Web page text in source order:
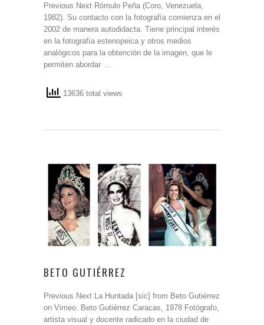
Previous Next Rómulo Peña (Coro, Venezuela,
1982). Su contacto con la fotografía comienza en el
2002 de manera autodidacta. Tiene principal interés
en la fotografía estenopeica y otros medios
analógicos para la obtención de la imagen, que le
permiten abordar …
13636 total views
BETO GUTIÉRREZ
Previous Next La Huntada [sic] from Beto Gutiérrez
on Vimeo. Beto Gutiérrez Caracas, 1978 Fotógrafo,
artista visual y docente radicado en la ciudad de